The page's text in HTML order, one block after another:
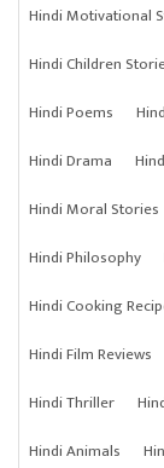
Hindi Motivational
Hindi Children
Hindi Poems
Hindi Drama
Hindi Moral Stories
Hindi Philosophy
Hindi Cooking
Hindi Film Reviews
Hindi Thriller
Hindi Animals